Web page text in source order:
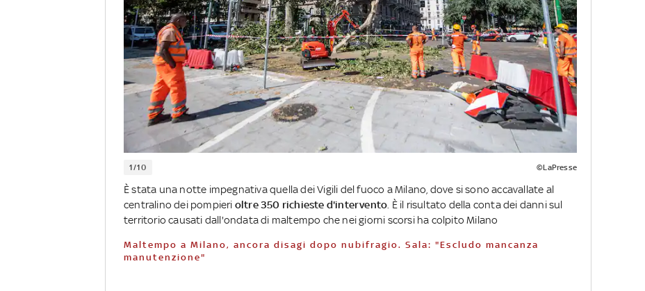
1/10 ©LaPresse
È stata una notte impegnativa quella dei Vigili del fuoco a Milano, dove si sono accavallate al
centralino dei pompieri oltre 350 richieste d'intervento. È il risultato della conta dei danni sul
territorio causati dall'ondata di maltempo che nei giorni scorsi ha colpito Milano
Maltempo a Milano, ancora disagi dopo nubifragio. Sala: "Escludo mancanza
manutenzione"